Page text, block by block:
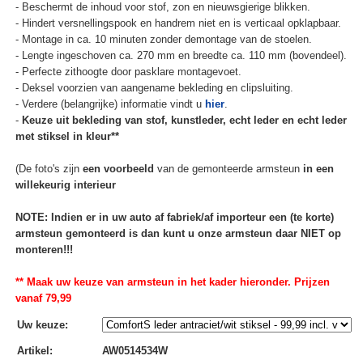
- Beschermt de inhoud voor stof, zon en nieuwsgierige blikken.
- Hindert versnellingspook en handrem niet en is verticaal opklapbaar.
- Montage in ca. 10 minuten zonder demontage van de stoelen.
- Lengte ingeschoven ca. 270 mm en breedte ca. 110 mm (bovendeel).
- Perfecte zithoogte door pasklare montagevoet.
- Deksel voorzien van aangename bekleding en clipsluiting.
- Verdere (belangrijke) informatie vindt u hier.
- Keuze uit bekleding van stof, kunstleder, echt leder en echt leder
met stiksel in kleur**
(De foto's zijn een voorbeeld van de gemonteerde armsteun in een
willekeurig interieur
NOTE: Indien er in uw auto af fabriek/af importeur een (te korte)
armsteun gemonteerd is dan kunt u onze armsteun daar NIET op
monteren!!!
** Maak uw keuze van armsteun in het kader hieronder. Prijzen
vanaf 79,99
Uw keuze:
Artikel : AW0514534W